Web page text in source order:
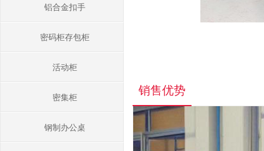
铝合金扣手
密码柜存包柜
活动柜
密集柜
钢制办公桌
销售优势